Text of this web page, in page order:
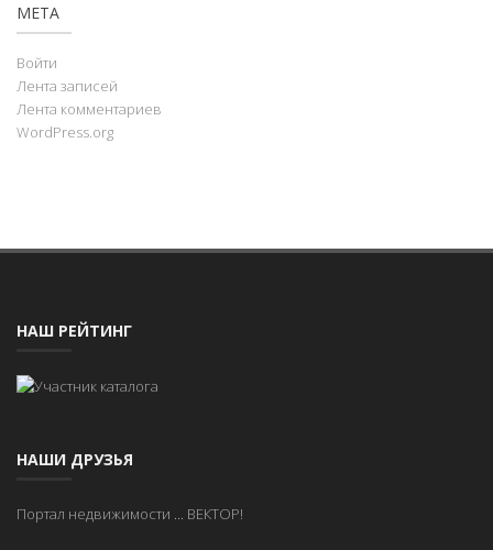
МЕТА
Войти
Лента записей
Лента комментариев
WordPress.org
НАШ РЕЙТИНГ
НАШИ ДРУЗЬЯ
Портал недвижимости ... ВЕКТОР!